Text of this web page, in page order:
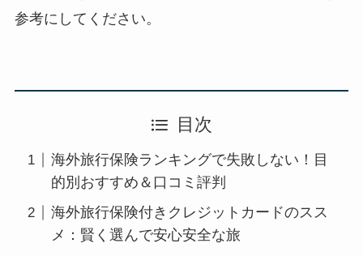
参考にしてください。
目次
海外旅行保険ランキングで失敗しない！目
的別おすすめ＆口コミ評判
海外旅行保険付きクレジットカードのスス
メ：賢く選んで安心安全な旅